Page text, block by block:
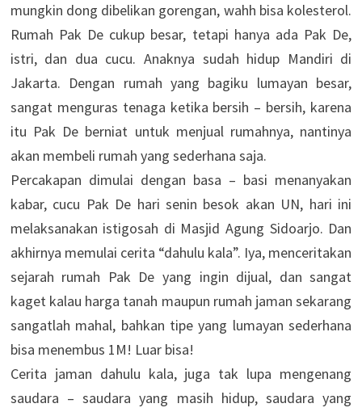
mungkin dong dibelikan gorengan, wahh bisa kolesterol.
Rumah Pak De cukup besar, tetapi hanya ada Pak De,
istri, dan dua cucu. Anaknya sudah hidup Mandiri di
Jakarta. Dengan rumah yang bagiku lumayan besar,
sangat menguras tenaga ketika bersih – bersih, karena
itu Pak De berniat untuk menjual rumahnya, nantinya
akan membeli rumah yang sederhana saja.
Percakapan dimulai dengan basa – basi menanyakan
kabar, cucu Pak De hari senin besok akan UN, hari ini
melaksanakan istigosah di Masjid Agung Sidoarjo. Dan
akhirnya memulai cerita “dahulu kala”. Iya, menceritakan
sejarah rumah Pak De yang ingin dijual, dan sangat
kaget kalau harga tanah maupun rumah jaman sekarang
sangatlah mahal, bahkan tipe yang lumayan sederhana
bisa menembus 1M! Luar bisa!
Cerita jaman dahulu kala, juga tak lupa mengenang
saudara – saudara yang masih hidup, saudara yang